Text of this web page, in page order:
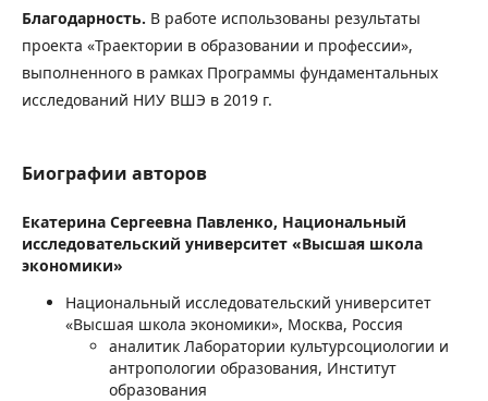
Благодарность. В работе использованы результаты
проекта «Траектории в образовании и профессии»,
выполненного в рамках Программы фундаментальных
исследований НИУ ВШЭ в 2019 г.
Биографии авторов
Екатерина Сергеевна Павленко, Национальный
исследовательский университет «Высшая школа
экономики»
Национальный исследовательский университет
«Высшая школа экономики», Москва, Россия
аналитик Лаборатории культурсоциологии и
антропологии образования, Институт
образования